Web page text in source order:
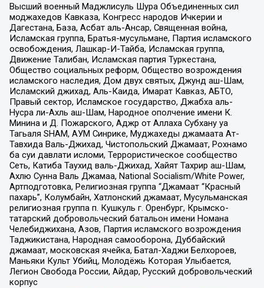
Высший военный Маджлисуль Шура Объединенных сил
моджахедов Кавказа, Конгресс народов Ичкерии и
Дагестана, База, Асбат аль-Ансар, Священная война,
Исламская группа, Братья-мусульмане, Партия исламского
освобождения, Лашкар-И-Тайба, Исламская группа,
Движение Талибан, Исламская партия Туркестана,
Общество социальных реформ, Общество возрождения
исламского наследия, Дом двух святых, Джунд аш-Шам,
Исламский джихад, Аль-Каида, Имарат Кавказ, АБТО,
Правый сектор, Исламское государство, Джабха аль-
Нусра ли-Ахль аш-Шам, Народное ополчение имени К.
Минина и Д. Пожарского, Аджр от Аллаха Субхану уа
Тагьаля SHAM, АУМ Синрике, Муджахеды джамаата Ат-
Тавхида Валь-Джихад, Чистопольский Джамаат, Рохнамо
ба суи давлати исломи, Террористическое сообщество
Сеть, Катиба Таухид валь-Джихад, Хайят Тахрир аш-Шам,
Ахлю Сунна Валь Джамаа, National Socialism/White Power,
Артподготовка, Религиозная группа “Джамаат “Красный
пахарь”, Колумбайн, Хатлонский джамаат, Мусульманская
религиозная группа п. Кушкуль г. Оренбург, Крымско-
татарский добровольческий батальон имени Номана
Челебиджихана, Азов, Партия исламского возрождения
Таджикистана, Народная самооборона, Дуббайский
джамаат, московская ячейка, Батал-Хаджи Белхороев,
Маньяки Культ Убийц, Молодёжь Которая Улыбается,
Легион Свобода России, Айдар, Русский добровольческий
корпус